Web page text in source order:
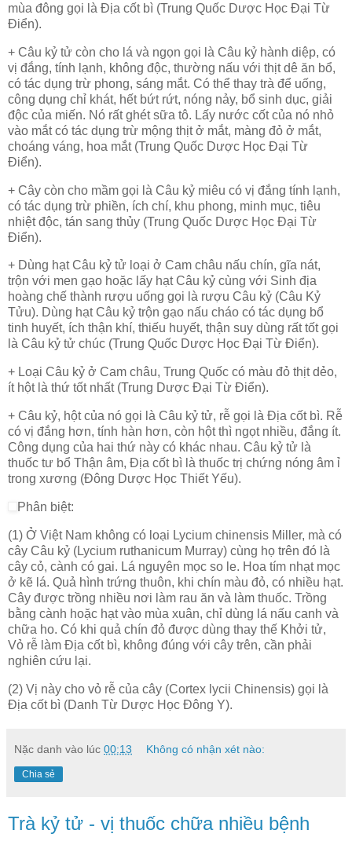
mùa đông gọi là Địa cốt bì (Trung Quốc Dược Học Đại Từ
Điển).
+ Câu kỷ tử còn cho lá và ngọn gọi là Câu kỷ hành diệp, có
vị đắng, tính lạnh, không độc, thường nấu với thịt dê ăn bổ,
có tác dụng trừ phong, sáng mắt. Có thể thay trà để uống,
công dụng chỉ khát, hết bứt rứt, nóng nảy, bổ sinh dục, giải
độc của miến. Nó rất ghét sữa tô. Lấy nước cốt của nó nhỏ
vào mắt có tác dụng trừ mộng thịt ở mắt, màng đỏ ở mắt,
choáng váng, hoa mắt (Trung Quốc Dược Học Đại Từ
Điển).
+ Cây còn cho mầm gọi là Câu kỷ miêu có vị đắng tính lạnh,
có tác dụng trừ phiền, ích chí, khu phong, minh mục, tiêu
nhiệt độc, tán sang thủy (Trung Quốc Dược Học Đại Từ
Điển).
+ Dùng hạt Câu kỷ tử loại ở Cam châu nấu chín, gĩa nát,
trộn với men gạo hoặc lấy hạt Câu kỷ cùng với Sinh địa
hoàng chế thành rượu uống gọi là rượu Câu kỷ (Câu Kỷ
Tửu). Dùng hạt Câu kỷ trộn gạo nấu cháo có tác dụng bổ
tinh huyết, ích thận khí, thiếu huyết, thận suy dùng rất tốt gọi
là Câu kỷ tử chúc (Trung Quốc Dược Học Đại Từ Điển).
+ Loại Câu kỷ ở Cam châu, Trung Quốc có màu đỏ thịt dẻo,
ít hột là thứ tốt nhất (Trung Dược Đại Từ Điển).
+ Câu kỷ, hột của nó gọi là Câu kỷ tử, rễ gọi là Địa cốt bì. Rễ
có vị đắng hơn, tính hàn hơn, còn hột thì ngọt nhiều, đắng ít.
Công dụng của hai thứ này có khác nhau. Câu kỷ tử là
thuốc tư bổ Thận âm, Địa cốt bì là thuốc trị chứng nóng âm ỉ
trong xương (Đông Dược Học Thiết Yếu).
Phân biệt:
(1) Ở Việt Nam không có loại Lycium chinensis Miller, mà có
cây Câu kỷ (Lycium ruthanicum Murray) cùng họ trên đó là
cây cỏ, cành có gai. Lá nguyên mọc so le. Hoa tím nhạt mọc
ở kẽ lá. Quả hình trứng thuôn, khi chín màu đỏ, có nhiều hạt.
Cây được trồng nhiều nơi làm rau ăn và làm thuốc. Trồng
bằng cành hoặc hạt vào mùa xuân, chỉ dùng lá nấu canh và
chữa ho. Có khi quả chín đỏ được dùng thay thế Khởi tử,
Vỏ rễ làm Địa cốt bì, không đúng với cây trên, cần phải
nghiên cứu lại.
(2) Vị này cho vỏ rễ của cây (Cortex lycii Chinensis) gọi là
Địa cốt bì (Danh Từ Dược Học Đông Y).
Nặc danh vào lúc 00:13 Không có nhận xét nào:
Chia sẻ
Trà kỷ tử - vị thuốc chữa nhiều bệnh